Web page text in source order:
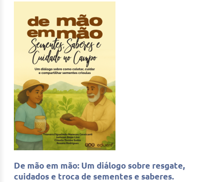
De mão em mão: Um diálogo sobre resgate,
cuidados e troca de sementes e saberes.